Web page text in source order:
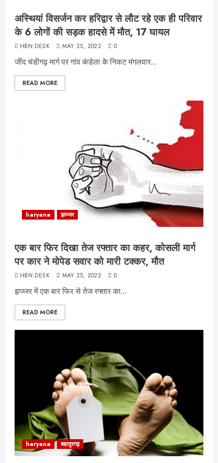
अस्थियां विसर्जन कर हरिद्वार से लौट रहे एक ही परिवार
के 6 लोगों की सड़क हादसे में मौत, 17 घायल
HBN DESK MAY 25, 2022 0
जींद चंडीगढ़ मार्ग पर गांव कंडेला के निकट मंगलवार...
READ MORE
haryana झज्जर
एक बार फिर दिखा तेज रफ्तार का कहर, कोसली मार्ग
पर कार ने मोपेड सवार को मारी टक्कर, मौत
HBN DESK MAY 25, 2022 0
झज्जर में एक बार फिर से तेज रफ्तार का...
READ MORE
haryana बहादुरगढ़